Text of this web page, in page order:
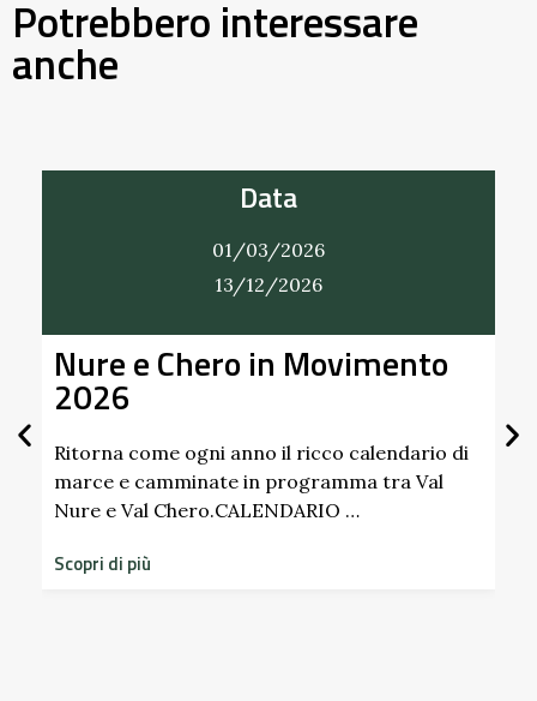
Potrebbero interessare
anche
Data
01/03/2026
13/12/2026
Nure e Chero in Movimento
2026
Ritorna come ogni anno il ricco calendario di
marce e camminate in programma tra Val
Nure e Val Chero.CALENDARIO …
Scopri di più